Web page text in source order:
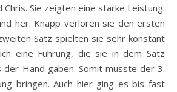
Chris. Sie zeigten eine starke Leistung.
her. Knapp verloren sie den ersten
Satz spielten sie sehr konstant
eine Führung, die sie in dem Satz
der Hand gaben. Somit musste der 3.
bringen. Auch hier ging es bis fast